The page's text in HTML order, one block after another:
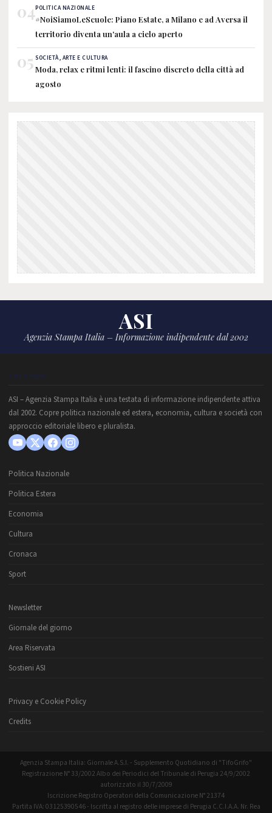
04POLITICA NAZIONALE
#NoiSiamoLeScuole: Piano Estate, a Milano e ad Aversa il
territorio diventa un'aula a cielo aperto
05 SOCIETÀ, ARTE E CULTURA
Moda, relax e ritmi lenti: il fascino discreto della città ad
agosto
ASI
Agenzia Stampa Italia – Informazione indipendente dal 2002
CHI SIAMO
ASI – Agenzia Stampa Italia è una testata di informazione indipendente attiva
dal 2002. Copre politica nazionale ed estera, economia, cultura e società con
approccio editoriale libero e pluralista.
Politica Nazionale
Politica Estera
Economia
Cultura
Cronaca
Sport
Newsletter
Giornale del giorno
Area Riservata
Sostieni ASI
Privacy e Cookie Policy
Credits
Agenzia Stampa Italia: Giornale A.S.I. - Supplemento Quotidiano di "TifoGrifo"
Registrazione N° 33/2002 Albo dei Periodici del Tribunale di Perugia 24/9/2002
autorizzato il 30/7/2009
Iscrizione Registro Operatori della Comunicazione N° 21374
Partita IVA: 03125390546 - Iscritta al registro delle imprese di Perugia C.C.I.A.A. Nr. Rea